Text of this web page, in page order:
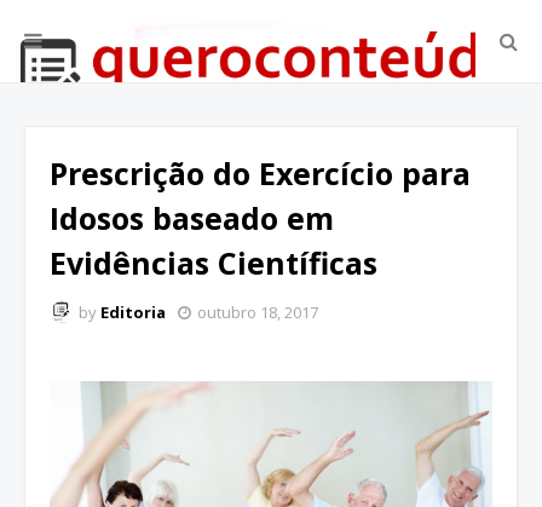
Prescrição do Exercício para
Idosos baseado em
Evidências Científicas
by Editoria outubro 18, 2017